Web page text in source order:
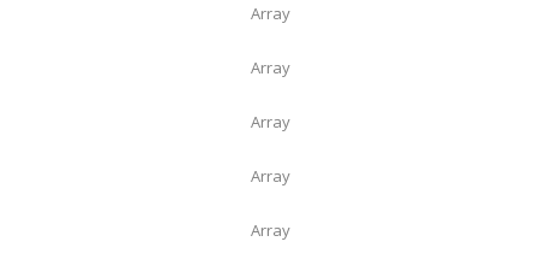
Array
Array
Array
Array
Array